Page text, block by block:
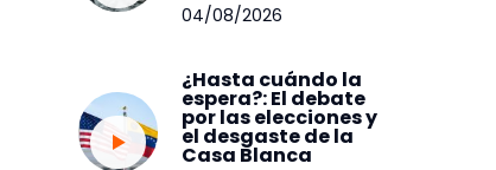
04/08/2026
¿Hasta cuándo la
espera?: El debate
por las elecciones y
el desgaste de la
Casa Blanca